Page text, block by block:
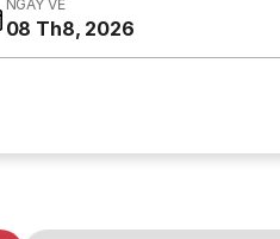
NGÀY VỀ
08 Th8, 2026